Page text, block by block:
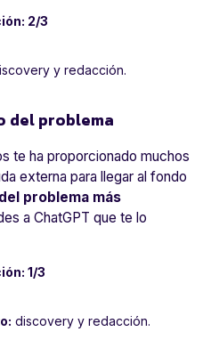
2/3
y redacción.
del problema
te ha proporcionado muchos
externa para llegar al fondo
problema más
a ChatGPT que te lo
1/3
discovery y redacción.